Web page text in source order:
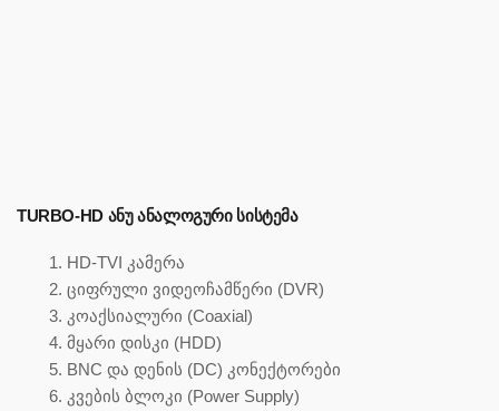
TURBO-HD ᲐᲜᲣ ᲐᲜᲐᲚᲝᲒᲣᲠᲘ ᲡᲘᲡᲢᲔᲛᲐ
HD-TVI კამერა
ციფრული ვიდეოჩამწერი (DVR)
კოაქსიალური (Coaxial)
მყარი დისკი (HDD)
BNC და დენის (DC) კონექტორები
კვების ბლოკი (Power Supply)